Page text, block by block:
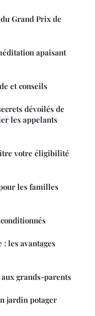
Grand Prix de
apaisant
et conseils
dévoilés de
les appelants
votre éligibilité
les familles
les avantages
grands-parents
jardin potager